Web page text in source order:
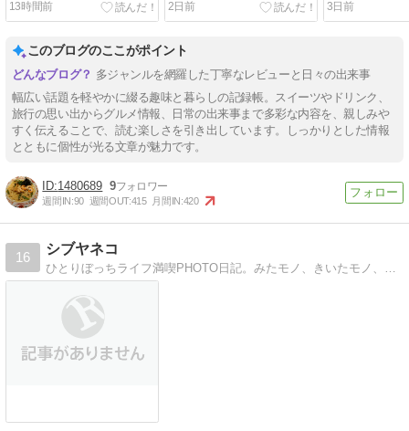
13時間前
2日前
ド缶」
3日前
このブログのここがポイント
多ジャンルを網羅した丁寧なレビューと日々の出来事
幅広い話題を軽やかに綴る趣味と暮らしの記録帳。スイーツやドリンク、
旅行の思い出からグルメ情報、日常の出来事まで多彩な内容を、親しみや
すく伝えることで、読む楽しさを引き出しています。しっかりとした情報
とともに個性が光る文章が魅力です。
1480689 9
週間IN:90 週間OUT:415 月間IN:420
16
シブヤネコ
ひとりぼっちライフ満喫PHOTO日記。みたモノ、きいたモノ、たべたモノ。 どーでもイイコト気ままにUP。